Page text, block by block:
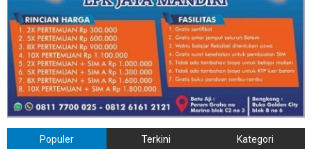
Populer Terkini Kategori